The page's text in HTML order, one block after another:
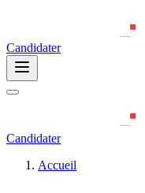
Candidater
Candidater
Accueil